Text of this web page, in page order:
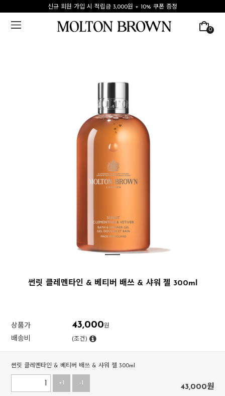
신규 회원 가입 시 적립금 3,000원 + 10% 쿠폰 증정
0
썬릿 클레멘타인 & 베티버 배쓰 & 샤워 젤 300ml
상품가 43,000원
배송비 (조건)
썬릿 클레멘타인 & 베티버 배쓰 & 샤워 젤 300ml
+1 -1 43,000원